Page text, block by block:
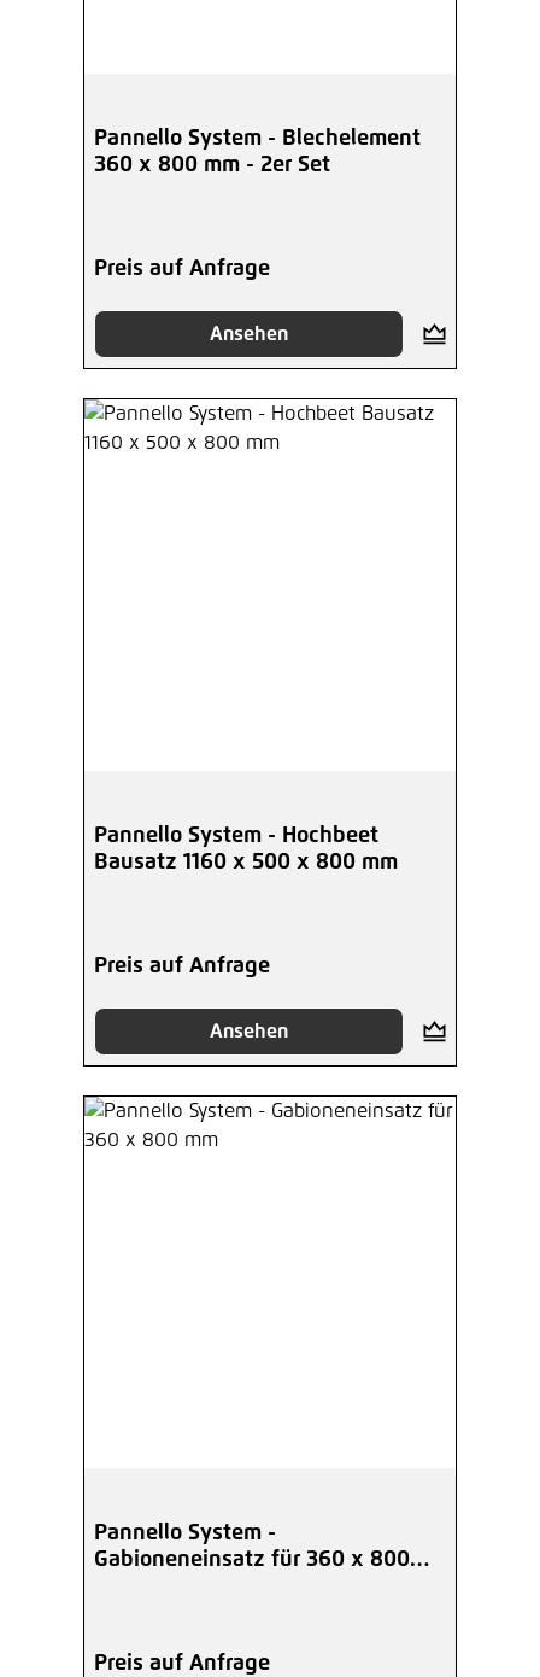
Pannello System - Blechelement
360 x 800 mm - 2er Set
Preis auf Anfrage
Ansehen
Pannello System - Hochbeet
Bausatz 1160 x 500 x 800 mm
Preis auf Anfrage
Ansehen
Pannello System -
Gabioneneinsatz für 360 x 800
Preis auf Anfrage